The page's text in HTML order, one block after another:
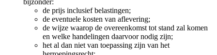
bijzonder:
de prijs inclusief belastingen;
de eventuele kosten van aflevering;
de wijze waarop de overeenkomst tot stand zal komen
en welke handelingen daarvoor nodig zijn;
het al dan niet van toepassing zijn van het